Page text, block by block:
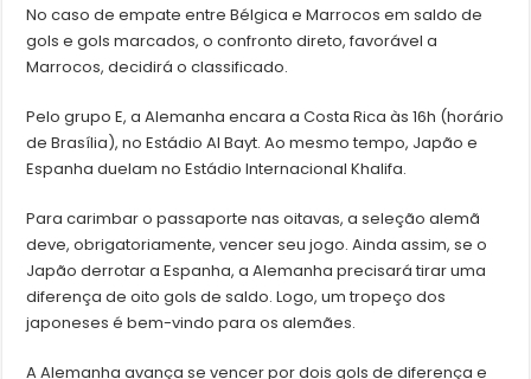
No caso de empate entre Bélgica e Marrocos em saldo de
gols e gols marcados, o confronto direto, favorável a
Marrocos, decidirá o classificado.
Pelo grupo E, a Alemanha encara a Costa Rica às 16h (horário
de Brasília), no Estádio Al Bayt. Ao mesmo tempo, Japão e
Espanha duelam no Estádio Internacional Khalifa.
Para carimbar o passaporte nas oitavas, a seleção alemã
deve, obrigatoriamente, vencer seu jogo. Ainda assim, se o
Japão derrotar a Espanha, a Alemanha precisará tirar uma
diferença de oito gols de saldo. Logo, um tropeço dos
japoneses é bem-vindo para os alemães.
A Alemanha avança se vencer por dois gols de diferença e